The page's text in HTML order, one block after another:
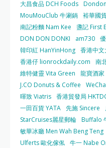
大昌食品 DCH Foods
MouMouClub 牛涮鍋 裕華國
南記粉麵 Nam Kee
盞記 First
DON DON DONKI
am730
韓印紅 HanYinHong 香港中
香港仔 lionrockdaily.com
南
維特健靈 Vita Green
龍寶酒
J.CO Donuts & Coffee
暉致 Viatris 香港貿發局
一田百貨 YATA 先施 Sincere
StarCruises麗星郵輪 Buffalo
敏華冰廳 Men Wah Beng Teng
Ulferts 歐化傢俬 牛一 Nabe